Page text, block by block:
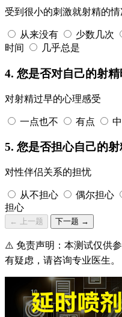
受到很小的刺激就射精的情
从来没有 少数几次
时间
几乎总是
4. 您是否对自己的射
对射精过早的心理感受
一点也不 有点
5. 您是否担心自己的射
对性伴侣关系的担忧
从不担心 偶尔担心
担心
← 上一题 下一题 →
⚠️ 免责声明：本测试仅供
有疑虑，请咨询专业医生。